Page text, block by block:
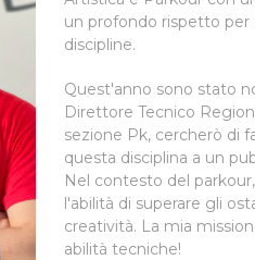
un profondo rispetto per
discipline.
Quest'anno sono stato
Direttore Tecnico
sezione Pk, cercherò di
questa disciplina a un
Nel contesto del
l'abilità di superare gli
creatività. La mia
abilità tecniche!